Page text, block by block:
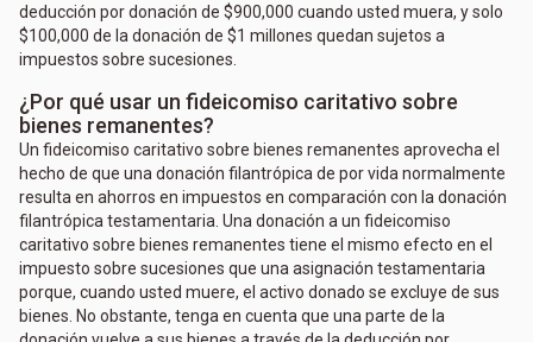
deducción por donación de $900,000 cuando usted muera, y solo
$100,000 de la donación de $1 millones quedan sujetos a
impuestos sobre sucesiones.
¿Por qué usar un fideicomiso caritativo sobre
bienes remanentes?
Un fideicomiso caritativo sobre bienes remanentes aprovecha el
hecho de que una donación filantrópica de por vida normalmente
resulta en ahorros en impuestos en comparación con la donación
filantrópica testamentaria. Una donación a un fideicomiso
caritativo sobre bienes remanentes tiene el mismo efecto en el
impuesto sobre sucesiones que una asignación testamentaria
porque, cuando usted muere, el activo donado se excluye de sus
bienes. No obstante, tenga en cuenta que una parte de la